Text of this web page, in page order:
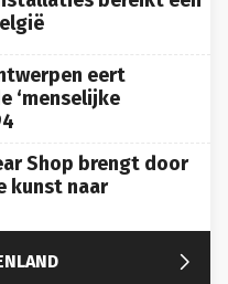
eert
‘menselijke
Shop brengt door
kunst naar
